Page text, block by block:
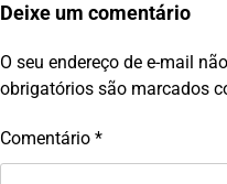
Deixe um comentário
O seu endereço de e-mail
obrigatórios são marcados
Comentário *